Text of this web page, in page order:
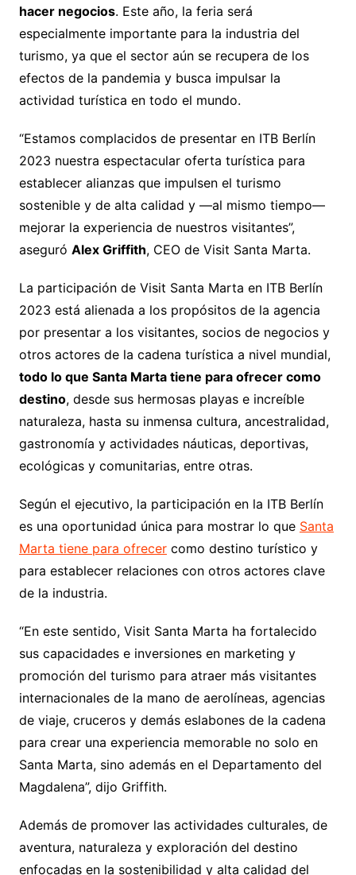
hacer negocios. Este año, la feria será
especialmente importante para la industria del
turismo, ya que el sector aún se recupera de los
efectos de la pandemia y busca impulsar la
actividad turística en todo el mundo.
“Estamos complacidos de presentar en ITB Berlín
2023 nuestra espectacular oferta turística para
establecer alianzas que impulsen el turismo
sostenible y de alta calidad y —al mismo tiempo—
mejorar la experiencia de nuestros visitantes”,
aseguró Alex Griffith, CEO de Visit Santa Marta.
La participación de Visit Santa Marta en ITB Berlín
2023 está alienada a los propósitos de la agencia
por presentar a los visitantes, socios de negocios y
otros actores de la cadena turística a nivel mundial,
todo lo que Santa Marta tiene para ofrecer como
destino, desde sus hermosas playas e increíble
naturaleza, hasta su inmensa cultura, ancestralidad,
gastronomía y actividades náuticas, deportivas,
ecológicas y comunitarias, entre otras.
Según el ejecutivo, la participación en la ITB Berlín
es una oportunidad única para mostrar lo que Santa
Marta tiene para ofrecercomo destino turístico y
para establecer relaciones con otros actores clave
de la industria.
“En este sentido, Visit Santa Marta ha fortalecido
sus capacidades e inversiones en marketing y
promoción del turismo para atraer más visitantes
internacionales de la mano de aerolíneas, agencias
de viaje, cruceros y demás eslabones de la cadena
para crear una experiencia memorable no solo en
Santa Marta, sino además en el Departamento del
Magdalena”, dijo Griffith.
Además de promover las actividades culturales, de
aventura, naturaleza y exploración del destino
enfocadas en la sostenibilidad y alta calidad del